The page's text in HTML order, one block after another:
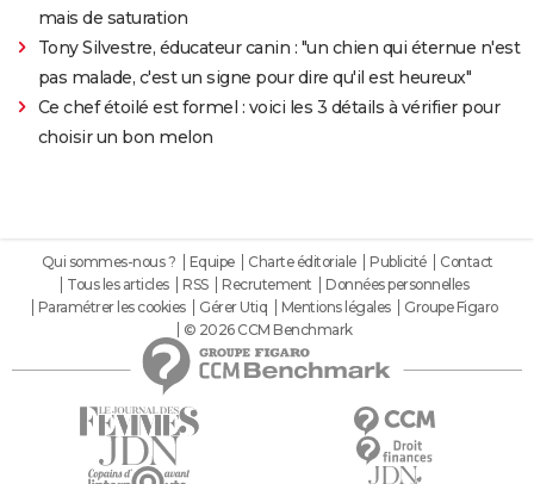
mais de saturation
Tony Silvestre, éducateur canin : "un chien qui éternue n'est
pas malade, c'est un signe pour dire qu'il est heureux"
Ce chef étoilé est formel : voici les 3 détails à vérifier pour
choisir un bon melon
Qui sommes-nous ? Equipe Charte éditoriale Publicité
Contact
Tous les articles
RSS Recrutement
Données personnelles
Paramétrer les cookies
Gérer Utiq Mentions légales
Groupe Figaro
© 2026 CCM Benchmark